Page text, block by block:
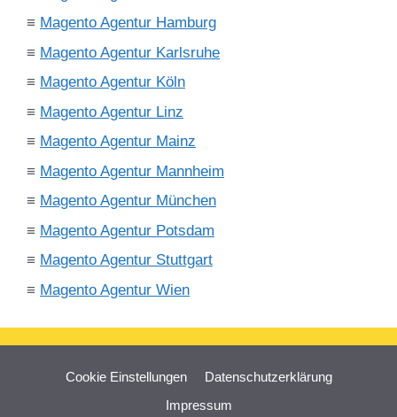
≡ Magento Agentur Hamburg
≡ Magento Agentur Karlsruhe
≡ Magento Agentur Köln
≡ Magento Agentur Linz
≡ Magento Agentur Mainz
≡ Magento Agentur Mannheim
≡ Magento Agentur München
≡ Magento Agentur Potsdam
≡ Magento Agentur Stuttgart
≡ Magento Agentur Wien
Cookie Einstellungen
Datenschutzerklärung
Impressum